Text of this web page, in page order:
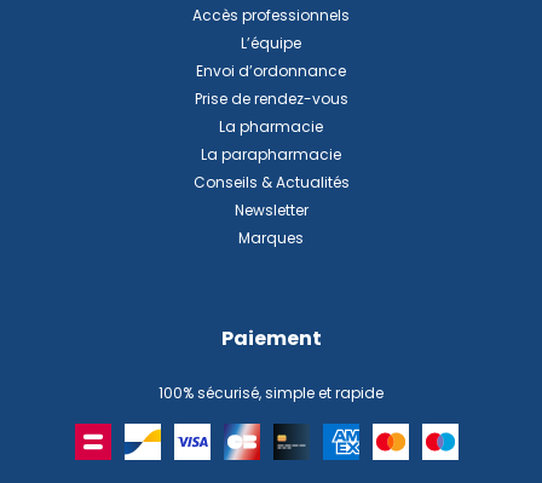
Accès professionnels
L’équipe
Envoi d’ordonnance
Prise de rendez-vous
La pharmacie
La parapharmacie
Conseils & Actualités
Newsletter
Marques
Paiement
100% sécurisé, simple et rapide